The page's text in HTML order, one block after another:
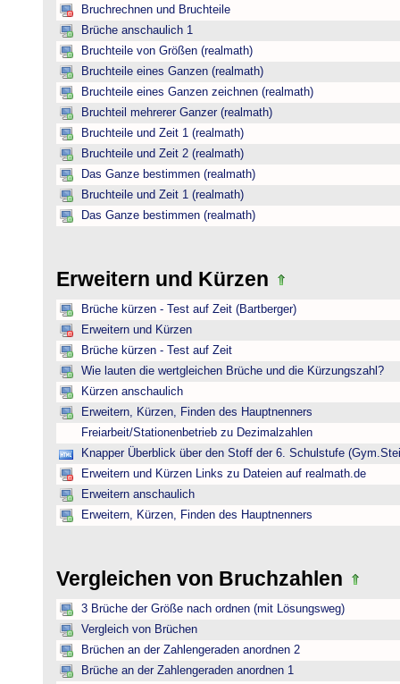
Bruchrechnen und Bruchteile
Brüche anschaulich 1
Bruchteile von Größen (realmath)
Bruchteile eines Ganzen (realmath)
Bruchteile eines Ganzen zeichnen (realmath)
Bruchteil mehrerer Ganzer (realmath)
Bruchteile und Zeit 1 (realmath)
Bruchteile und Zeit 2 (realmath)
Das Ganze bestimmen (realmath)
Bruchteile und Zeit 1 (realmath)
Das Ganze bestimmen (realmath)
Erweitern und Kürzen
Brüche kürzen - Test auf Zeit (Bartberger)
Erweitern und Kürzen
Brüche kürzen - Test auf Zeit
Wie lauten die wertgleichen Brüche und die Kürzungszahl?
Kürzen anschaulich
Erweitern, Kürzen, Finden des Hauptnenners
Freiarbeit/Stationenbetrieb zu Dezimalzahlen
Knapper Überblick über den Stoff der 6. Schulstufe
Erweitern und Kürzen Links zu Dateien auf realmath.de
Erweitern anschaulich
Erweitern, Kürzen, Finden des Hauptnenners
Vergleichen von Bruchzahlen
3 Brüche der Größe nach ordnen (mit Lösungsweg)
Vergleich von Brüchen
Brüchen an der Zahlengeraden anordnen 2
Brüche an der Zahlengeraden anordnen 1